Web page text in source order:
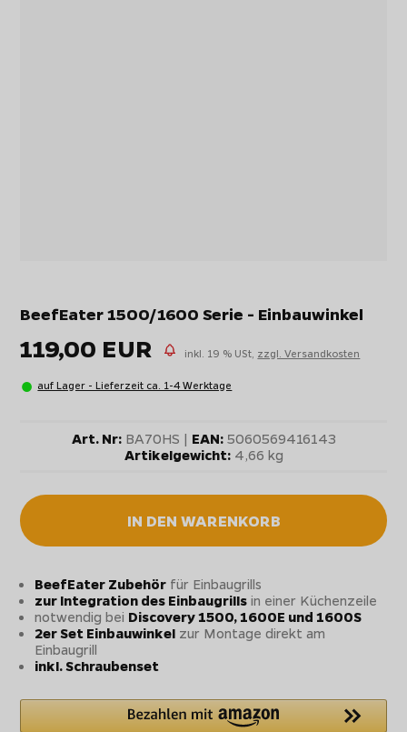
BeefEater 1500/1600 Serie - Einbauwinkel
119,00 EUR inkl. 19 % USt, zzgl. Versandkosten
auf Lager - Lieferzeit ca. 1-4 Werktage
Art. Nr:BA70HS | EAN:5060569416143
Artikelgewicht:4,66 kg
IN DEN WARENKORB
BeefEater Zubehör für Einbaugrills
zur Integration des Einbaugrills in einer Küchenzeile
notwendig bei Discovery 1500, 1600E und 1600S
2er Set Einbauwinkel zur Montage direkt am
Einbaugrill
inkl. Schraubenset